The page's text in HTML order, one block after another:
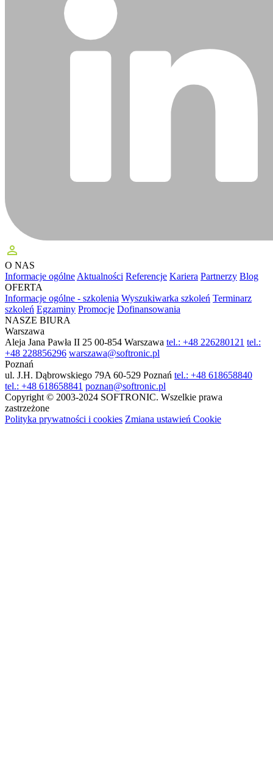
perm_identity
O NAS
Informacje ogólne Aktualności Referencje Kariera Partnerzy Blog
OFERTA
Informacje ogólne - szkolenia Wyszukiwarka szkoleń Terminarz
szkoleń Egzaminy Promocje Dofinansowania
NASZE BIURA
Warszawa
Aleja Jana Pawła II 25 00-854 Warszawa tel.: +48 226280121 tel.:
+48 228856296 warszawa@softronic.pl
Poznań
ul. J.H. Dąbrowskiego 79A 60-529 Poznań tel.: +48 618658840
tel.: +48 618658841 poznan@softronic.pl
Copyright © 2003-2024 SOFTRONIC. Wszelkie prawa
zastrzeżone
Polityka prywatności i cookies Zmiana ustawień Cookie